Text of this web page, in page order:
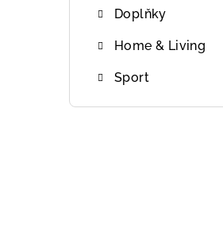
Doplňky
Home & Living
Sport